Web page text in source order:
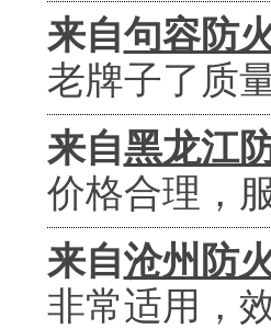
来自句容防
老牌子了质
来自黑龙江
价格合理，
来自沧州防
非常适用，